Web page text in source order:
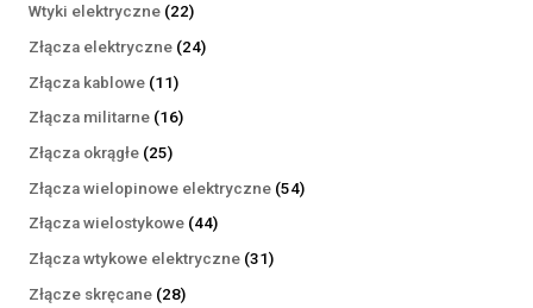
Wtyki elektryczne 2222
produkty
Złącza elektryczne 2424
Złącza kablowe 1111
produktów
Złącza militarne 1616
Złącza okrągłe 2525
produktów
Złącza wielopinowe elektryczne 5454
Złącza wielostykowe 4444
produkty
Złącza wtykowe elektryczne 3131
Złącze skręcane 2828